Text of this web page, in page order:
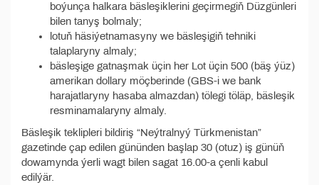
boýunça halkara bäsleşiklerini geçirmegiň Düzgünleri
bilen tanyş bolmaly;
lotuň häsiýetnamasyny we bäsleşigiň tehniki
talaplaryny almaly;
bäsleşige gatnaşmak üçin her Lot üçin 500 (bäş ýüz)
amerikan dollary möçberinde (GBS-i we bank
harajatlaryny hasaba almazdan) tölegi töläp, bäsleşik
resminamalaryny almaly.
Bäsleşik teklipleri bildiriş “Neýtralnyý Türkmenistan”
gazetinde çap edilen gününden başlap 30 (otuz) iş günüň
dowamynda ýerli wagt bilen sagat 16.00-a çenli kabul
edilýär.